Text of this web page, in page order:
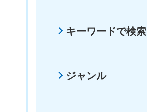
キーワードで検索
ジャンル